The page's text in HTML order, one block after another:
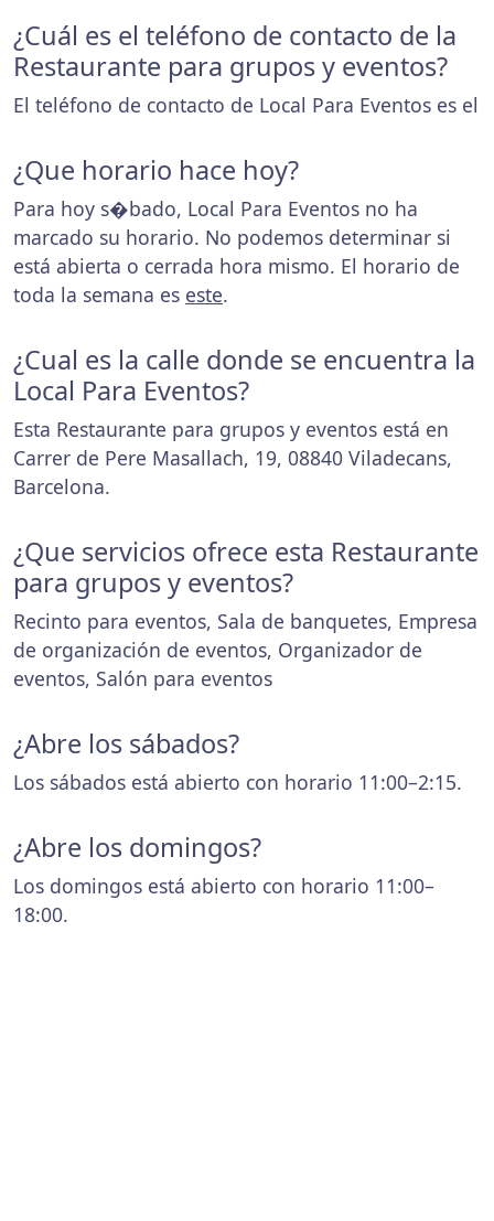
¿Cuál es el teléfono de contacto de la
Restaurante para grupos y eventos?
El teléfono de contacto de Local Para Eventos es el
¿Que horario hace hoy?
Para hoy s�bado, Local Para Eventos no ha
marcado su horario. No podemos determinar si
está abierta o cerrada hora mismo. El horario de
toda la semana es este.
¿Cual es la calle donde se encuentra la
Local Para Eventos?
Esta Restaurante para grupos y eventos está en
Carrer de Pere Masallach, 19, 08840 Viladecans,
Barcelona.
¿Que servicios ofrece esta Restaurante
para grupos y eventos?
Recinto para eventos, Sala de banquetes, Empresa
de organización de eventos, Organizador de
eventos, Salón para eventos
¿Abre los sábados?
Los sábados está abierto con horario 11:00–2:15.
¿Abre los domingos?
Los domingos está abierto con horario 11:00–
18:00.